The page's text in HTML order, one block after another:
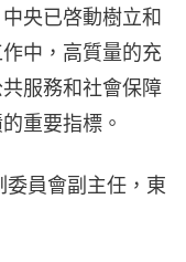
央已啓動樹立和
中，高質量的充
服務和社會保障
重要指標。
員會副主任，東